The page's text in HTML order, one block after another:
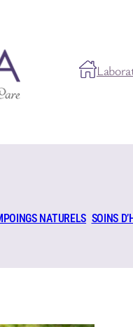
NATURELS SOINS